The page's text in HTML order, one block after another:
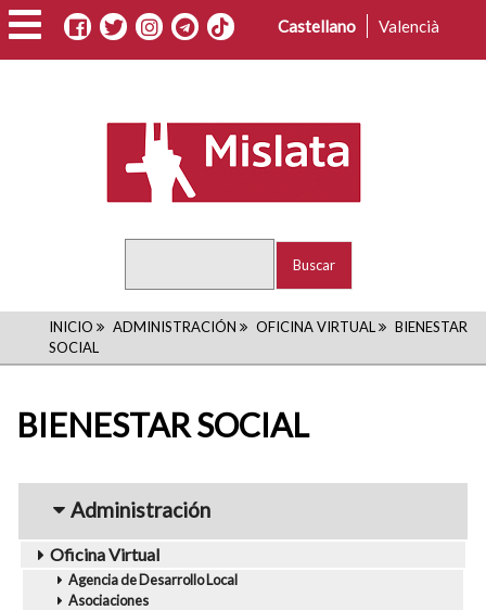
Pasar
al
contenido
Castellano Valencià
RUTA
DE
NAVEGACIÓN
INICIO ADMINISTRACIÓN OFICINA VIRTUAL
BIENESTAR
SOCIAL
BIENESTAR SOCIAL
navigation1
Administración
Oficina Virtual
Agencia de Desarrollo Local
Asociaciones